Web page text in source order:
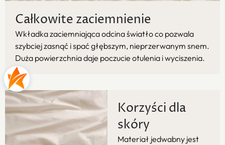
Całkowite zaciemnienie
Wkładka zaciemniająca odcina światło co pozwala
szybciej zasnąć i spać głębszym, nieprzerwanym snem.
Duża powierzchnia daje poczucie otulenia i wyciszenia.
Korzyści dla
skóry
Materiał jedwabny jest